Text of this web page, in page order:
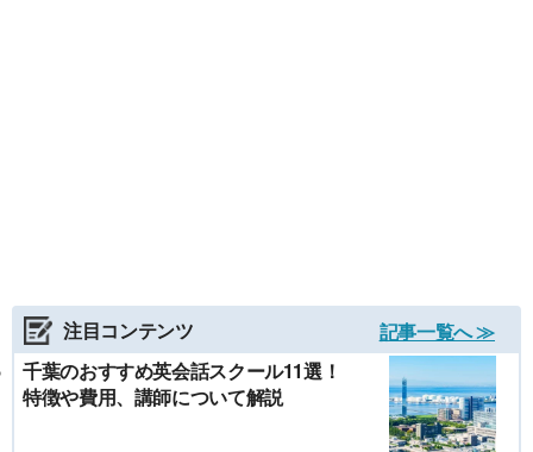
注目コンテンツ
記事一覧へ ≫
千葉のおすすめ英会話スクール11選！
特徴や費用、講師について解説